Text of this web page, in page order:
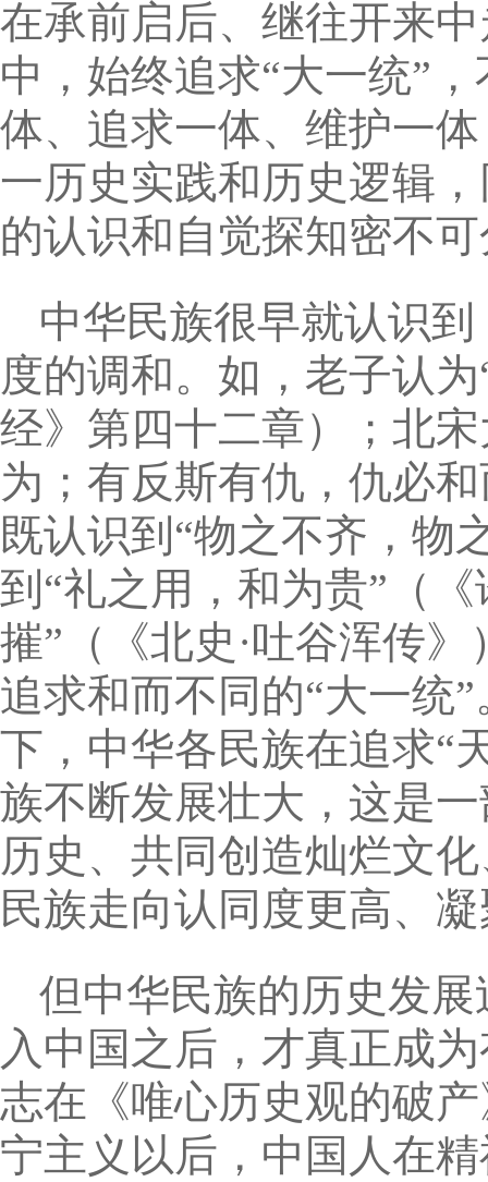
在承前启后、继往开来
中，始终追求“大一统”
体、追求一体、维护一
一历史实践和历史逻辑
的认识和自觉探知密不
中华民族很早就认识
度的调和。如，老子认
经》第四十二章）；北
为；有反斯有仇，仇必
既认识到“物之不齐，物
到“礼之用，和为贵”（
摧”（《北史·吐谷浑传
追求和而不同的“大一统
下，中华各民族在追求“
族不断发展壮大，这是
历史、共同创造灿烂文
民族走向认同度更高、
但中华民族的历史发
入中国之后，才真正成
志在《唯心历史观的破
宁主义以后，中国人在